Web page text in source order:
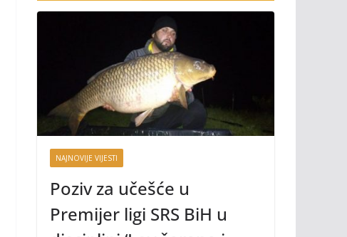
NAJNOVIJE VIJESTI
Poziv za učešće u
Premijer ligi SRS BiH u